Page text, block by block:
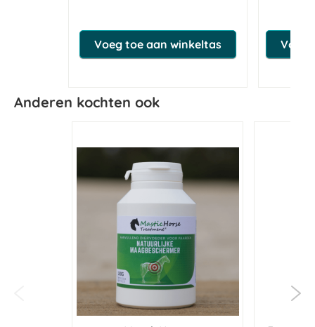
Voeg toe aan winkeltas Voeg
Anderen kochten ook